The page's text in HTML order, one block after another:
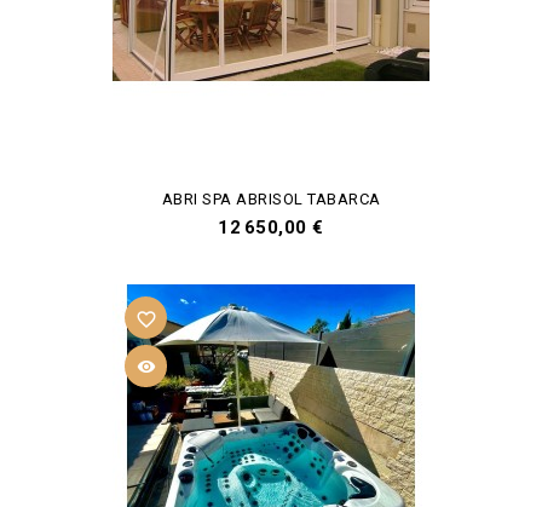
ABRI SPA ABRISOL TABARCA
Prix
12 650,00 €

favorite_border